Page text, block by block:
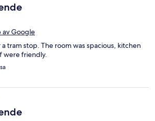
av Google
tram stop. The room was spacious, kitchen
were friendly.